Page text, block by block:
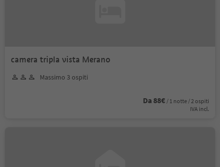
camera tripla vista Merano
Massimo 3 ospiti
Da 88€ / 1 notte / 2 ospiti
IVA incl.